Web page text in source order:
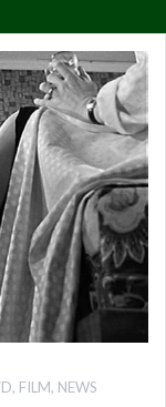
, FILM, NEWS